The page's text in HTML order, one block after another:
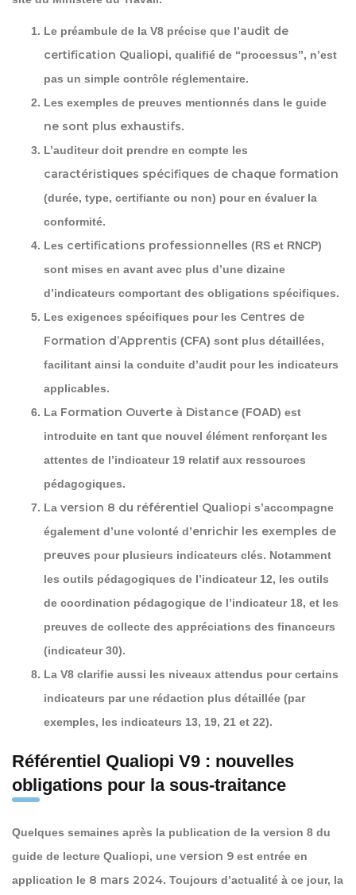
Le préambule de la V8 précise que l’audit de
certification Qualiopi, qualifié de “processus”, n’est
pas un simple contrôle réglementaire.
Les exemples de preuves mentionnés dans le guide
ne sont plus exhaustifs.
L’auditeur doit prendre en compte les
caractéristiques spécifiques de chaque formation
(durée, type, certifiante ou non) pour en évaluer la
conformité.
Les certifications professionnelles (RS et RNCP)
sont mises en avant avec plus d’une dizaine
d’indicateurs comportant des obligations spécifiques.
Les exigences spécifiques pour les Centres de
Formation d’Apprentis (CFA) sont plus détaillées,
facilitant ainsi la conduite d’audit pour les indicateurs
applicables.
La Formation Ouverte à Distance (FOAD) est
introduite en tant que nouvel élément renforçant les
attentes de l’indicateur 19 relatif aux ressources
pédagogiques.
La version 8 du référentiel Qualiopi s’accompagne
également d’une volonté d’enrichir les exemples de
preuves pour plusieurs indicateurs clés. Notamment
les outils pédagogiques de l’indicateur 12, les outils
de coordination pédagogique de l’indicateur 18, et les
preuves de collecte des appréciations des financeurs
(indicateur 30).
La V8 clarifie aussi les niveaux attendus pour certains
indicateurs par une rédaction plus détaillée (par
exemples, les indicateurs 13, 19, 21 et 22).
Référentiel Qualiopi V9 : nouvelles
obligations pour la sous-traitance
Quelques semaines après la publication de la version 8 du
guide de lecture Qualiopi, une version 9 est entrée en
application le 8 mars 2024. Toujours d’actualité à ce jour, la